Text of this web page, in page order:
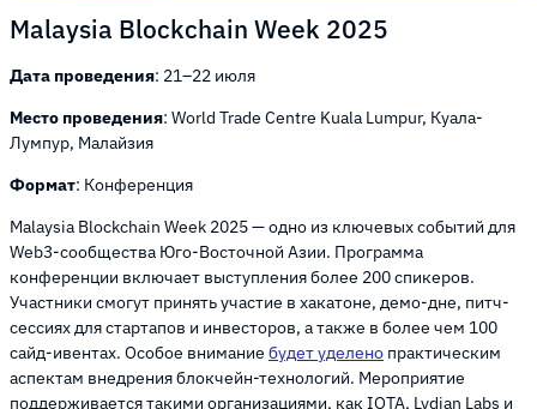
Malaysia Blockchain Week 2025
Дата проведения: 21–22 июля
Место проведения: World Trade Centre Kuala Lumpur, Куала-
Лумпур, Малайзия
Формат: Конференция
Malaysia Blockchain Week 2025 — одно из ключевых событий для
Web3-сообщества Юго-Восточной Азии. Программа
конференции включает выступления более 200 спикеров.
Участники смогут принять участие в хакатоне, демо-дне, питч-
сессиях для стартапов и инвесторов, а также в более чем 100
сайд-ивентах. Особое внимание будет уделено практическим
аспектам внедрения блокчейн-технологий. Мероприятие
поддерживается такими организациями, как IOTA, Lydian Labs и